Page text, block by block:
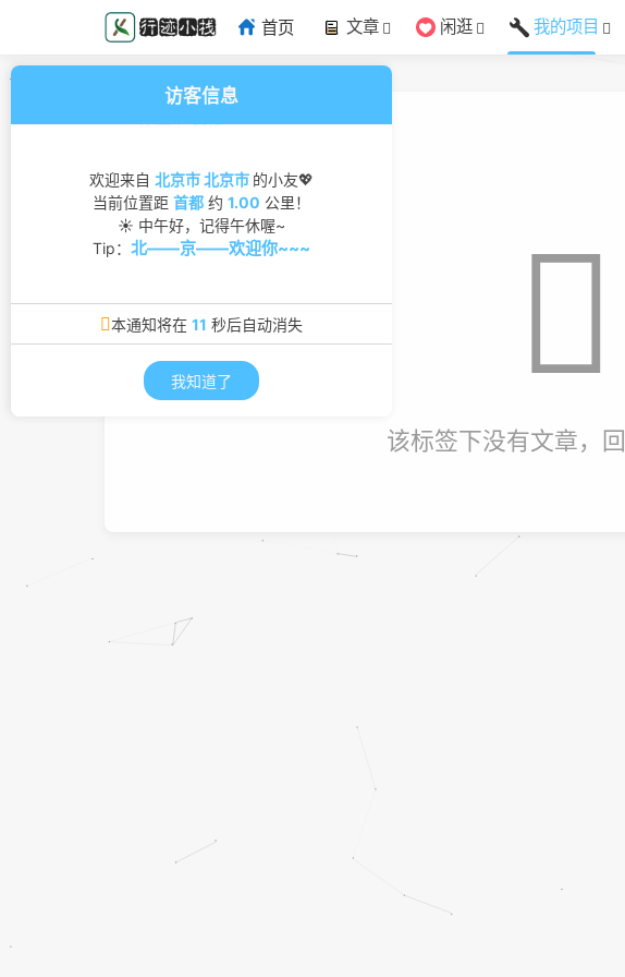
首页 文章 闲逛 我的项目
该标签下没有文章，回
访客信息
欢迎来自 北京市 北京市 的小友💖
当前位置距 首都 约 1.00 公里！
☀ 中午好，记得午休喔~
Tip： 北——京——欢迎你~~~
本通知将在 11 秒后自动消失
我知道了